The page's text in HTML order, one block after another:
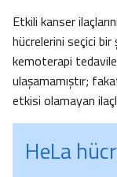
Etkili kanser
hücrelerini seçici
kemoterapi
ulaşamamıştır;
etkisi olamayan
HeLa